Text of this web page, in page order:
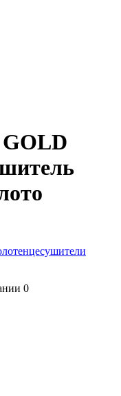
0